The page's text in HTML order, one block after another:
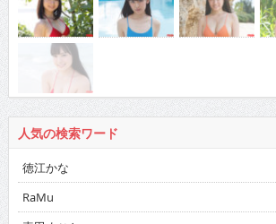
人気の検索ワード
徳江かな
RaMu